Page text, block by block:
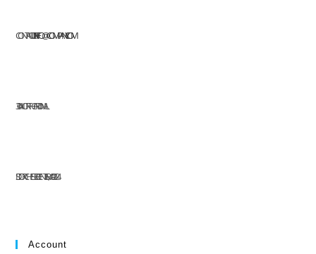
CONTACT US AT:INFO@COMPANY.COM
304 NORTH CARDINAL
ST. DORCHESTER CENTER, MA 02124
Account